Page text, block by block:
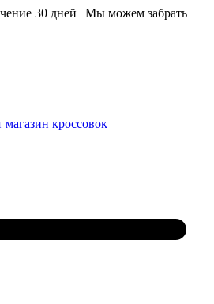
30 дней | Мы можем забрать